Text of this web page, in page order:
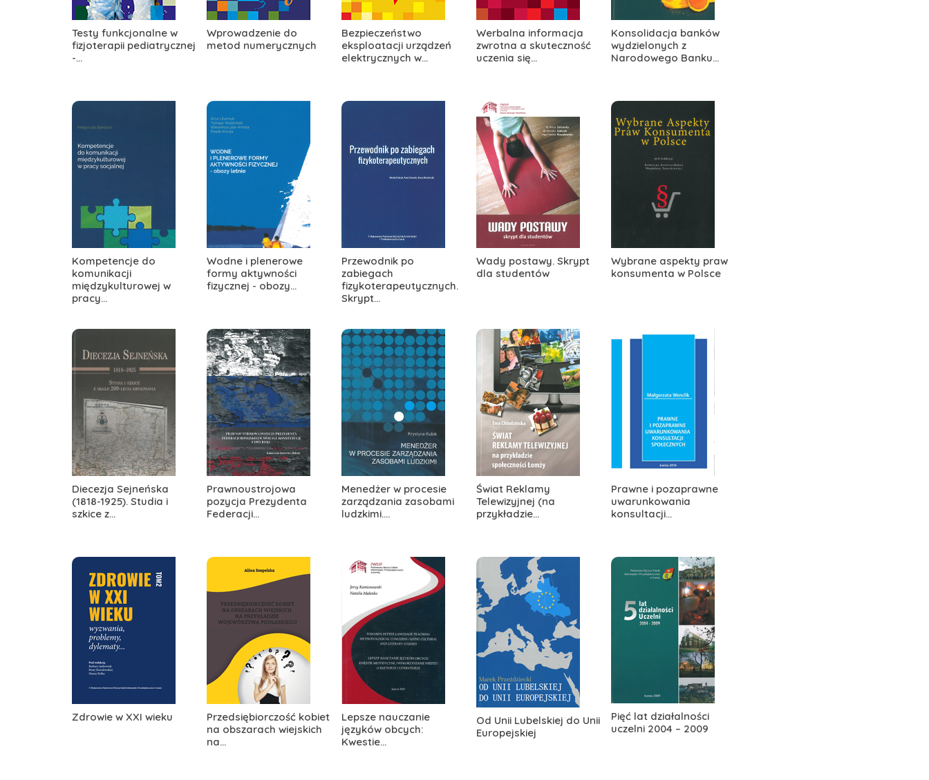
Testy funkcjonalne w
fizjoterapii pediatrycznej
-...
Wprowadzenie do
metod numerycznych
Bezpieczeństwo
eksploatacji urządzeń
elektrycznych w...
Werbalna informacja
zwrotna a skuteczność
uczenia się...
Konsolidacja banków
wydzielonych z
Narodowego Banku...
Kompetencje do
komunikacji
międzykulturowej w
pracy...
Wodne i plenerowe
formy aktywności
fizycznej - obozy...
Przewodnik po
zabiegach
fizykoterapeutycznych.
Skrypt...
Wady postawy. Skrypt
dla studentów
Wybrane aspekty praw
konsumenta w Polsce
Diecezja Sejneńska
(1818-1925). Studia i
szkice z...
Prawnoustrojowa
pozycja Prezydenta
Federacji...
Menedżer w procesie
zarządzania zasobami
ludzkimi....
Świat Reklamy
Telewizyjnej (na
przykładzie...
Prawne i pozaprawne
uwarunkowania
konsultacji...
Zdrowie w XXI wieku
Przedsiębiorczość kobiet
na obszarach wiejskich
na...
Lepsze nauczanie
języków obcych:
Kwestie...
Od Unii Lubelskiej do Unii
Europejskiej
Pięć lat działalności
uczelni 2004 – 2009